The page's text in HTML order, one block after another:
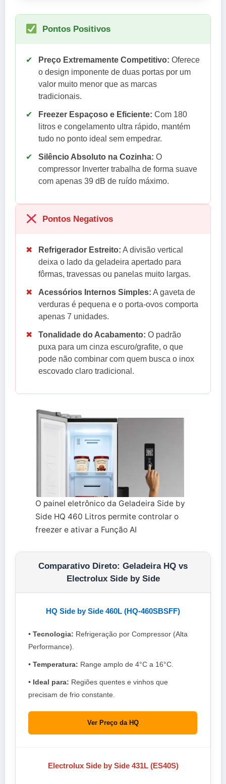
Pontos Positivos
✔ Preço Extremamente Competitivo: Oferece
o design imponente de duas portas por um
valor muito menor que as marcas
tradicionais.
✔ Freezer Espaçoso e Eficiente: Com 180
litros e congelamento ultra rápido, mantém
tudo no ponto ideal sem empedrar.
✔ Silêncio Absoluto na Cozinha: O
compressor Inverter trabalha de forma suave
com apenas 39 dB de ruído máximo.
Pontos Negativos
✖ Refrigerador Estreito: A divisão vertical
deixa o lado da geladeira apertado para
fôrmas, travessas ou panelas muito largas.
✖ Acessórios Internos Simples: A gaveta de
verduras é pequena e o porta-ovos comporta
apenas 7 unidades.
✖ Tonalidade do Acabamento: O padrão
puxa para um cinza escuro/grafite, o que
pode não combinar com quem busca o inox
escovado claro tradicional.
O painel eletrônico da Geladeira Side by
Side HQ 460 Litros permite controlar o
freezer e ativar a Função AI
Comparativo Direto: Geladeira HQ vs
Electrolux Side by Side
HQ Side by Side 460L (HQ-460SBSFF)
• Tecnologia: Refrigeração por Compressor (Alta
Performance).
• Temperatura: Range amplo de 4°C a 16°C.
• Ideal para: Regiões quentes e vinhos que
precisam de frio constante.
Ver Preço da HQ
Electrolux Side by Side 431L (ES40S)